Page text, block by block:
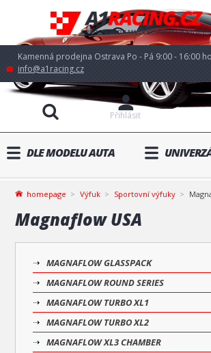
Kamenná prodejna Ostrava Po - Pá 9:00 - 16:00
info@a1racing.cz
Přihlásit
DLE MODELU AUTA
homepage Výfuk Sportovní výfuky
Magnaflow USA
MAGNAFLOW GLASSPACK
MAGNAFLOW ROUND SERIES
MAGNAFLOW TURBO XL1
MAGNAFLOW TURBO XL2
MAGNAFLOW XL3 CHAMBER